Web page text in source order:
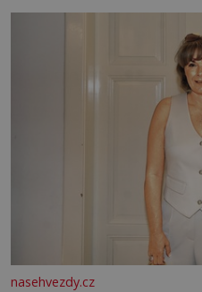
mi knihy, práce a hlavně
nasehvezdy.cz